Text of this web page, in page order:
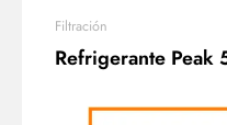
Filtración
Refrigerante